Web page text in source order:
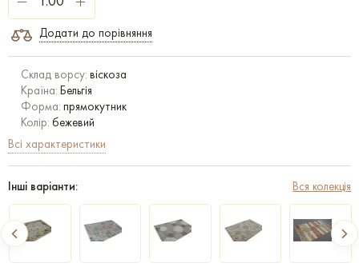
Додати до порівняння
Склад ворсу: віскоза
Країна: Бельгія
Форма: прямокутник
Колір: бежевий
Всі характеристики
Інші варіанти: Вся колекція